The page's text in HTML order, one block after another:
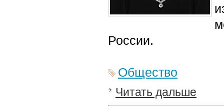
России.
Общество
Читать дальше